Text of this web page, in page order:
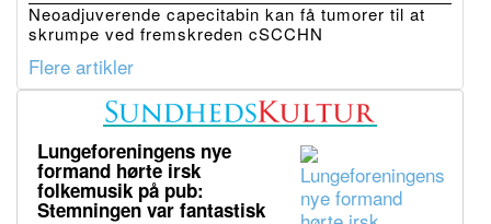
Neoadjuverende capecitabin kan få tumorer til at
skrumpe ved fremskreden cSCCHN
Flere artikler
Lungeforeningens nye
formand hørte irsk
folkemusik på pub:
Stemningen var fantastisk